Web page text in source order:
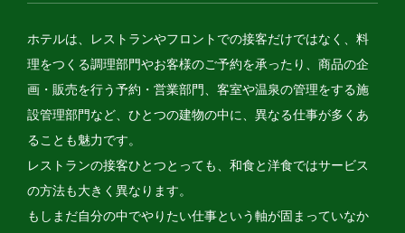
ホテルは、レストランやフロントでの接客だけではなく、料
理をつくる調理部門やお客様のご予約を承ったり、商品の企
画・販売を行う予約・営業部門、客室や温泉の管理をする施
設管理部門など、ひとつの建物の中に、異なる仕事が多くあ
ることも魅力です。
レストランの接客ひとつとっても、和食と洋食ではサービス
の方法も大きく異なります。
もしまだ自分の中でやりたい仕事という軸が固まっていなか